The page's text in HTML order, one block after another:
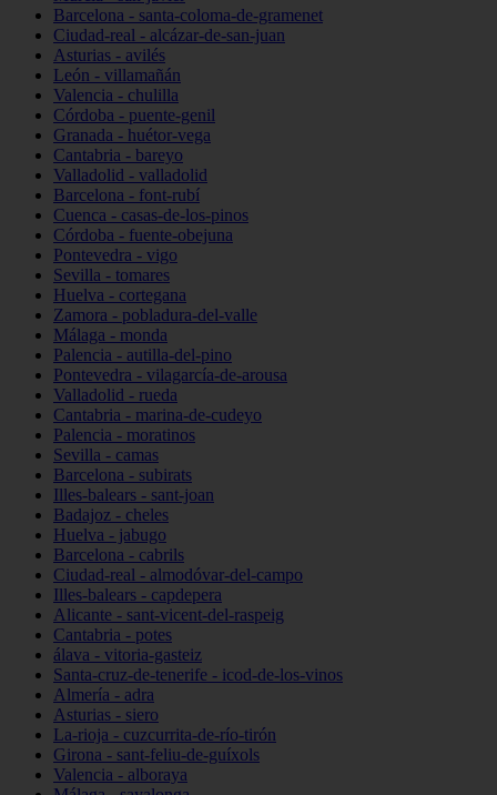
Barcelona - santa-coloma-de-gramenet
Ciudad-real - alcázar-de-san-juan
Asturias - avilés
León - villamañán
Valencia - chulilla
Córdoba - puente-genil
Granada - huétor-vega
Cantabria - bareyo
Valladolid - valladolid
Barcelona - font-rubí
Cuenca - casas-de-los-pinos
Córdoba - fuente-obejuna
Pontevedra - vigo
Sevilla - tomares
Huelva - cortegana
Zamora - pobladura-del-valle
Málaga - monda
Palencia - autilla-del-pino
Pontevedra - vilagarcía-de-arousa
Valladolid - rueda
Cantabria - marina-de-cudeyo
Palencia - moratinos
Sevilla - camas
Barcelona - subirats
Illes-balears - sant-joan
Badajoz - cheles
Huelva - jabugo
Barcelona - cabrils
Ciudad-real - almodóvar-del-campo
Illes-balears - capdepera
Alicante - sant-vicent-del-raspeig
Cantabria - potes
álava - vitoria-gasteiz
Santa-cruz-de-tenerife - icod-de-los-vinos
Almería - adra
Asturias - siero
La-rioja - cuzcurrita-de-río-tirón
Girona - sant-feliu-de-guíxols
Valencia - alboraya